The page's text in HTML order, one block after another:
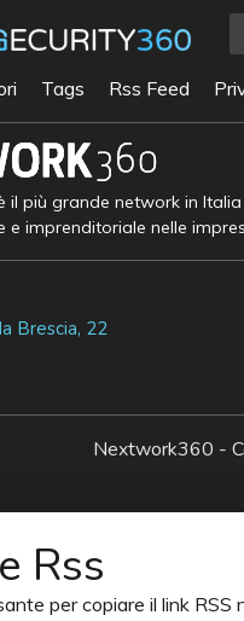
Tags Rss Feed
il più grande network in
e imprenditoriale nelle
Brescia, 22
Nextwork360 -
Rss
per copiare il link RSS